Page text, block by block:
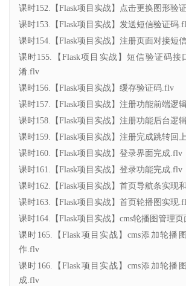
课时152.【Flask项目实战】点击更换图形验
课时153.【Flask项目实战】发送短信验证码
课时154.【Flask项目实战】注册页面对接短
课时155.【Flask项目实战】短信验证码接
淆.flv
课时156.【Flask项目实战】缓存验证码.flv
课时157.【Flask项目实战】注册功能前端逻
课时158.【Flask项目实战】注册功能后台逻
课时159.【Flask项目实战】注册完成跳转回
课时160.【Flask项目实战】登录界面完成.flv
课时161.【Flask项目实战】登录功能完成.flv
课时162.【Flask项目实战】首页导航条实现
课时163.【Flask项目实战】首页轮播图实现
课时164.【Flask项目实战】cms轮播图管理
课时165.【Flask项目实战】cms添加轮播
作.flv
课时166.【Flask项目实战】cms添加轮播
成.flv